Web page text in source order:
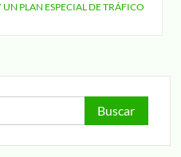
PLAN ESPECIAL DE TRÁFICO
Buscar: